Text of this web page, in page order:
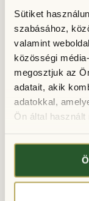
Sütiket
szabásához,
valamint
közösségi
megosztjuk az
adatait, akik
adatokkal,
Ön által